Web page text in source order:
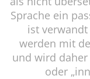
Sprache ein
ist verwandt
werden mit
und wird
oder